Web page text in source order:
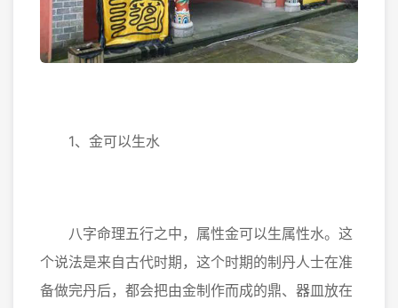
1、金可以生水
八字命理五行之中，属性金可以生属性水。这
个说法是来自古代时期，这个时期的制丹人士在准
备做完丹后，都会把由金制作而成的鼎、器皿放在